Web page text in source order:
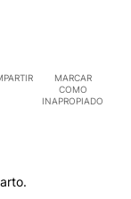
MARCAR
COMO
INAPROPIADO